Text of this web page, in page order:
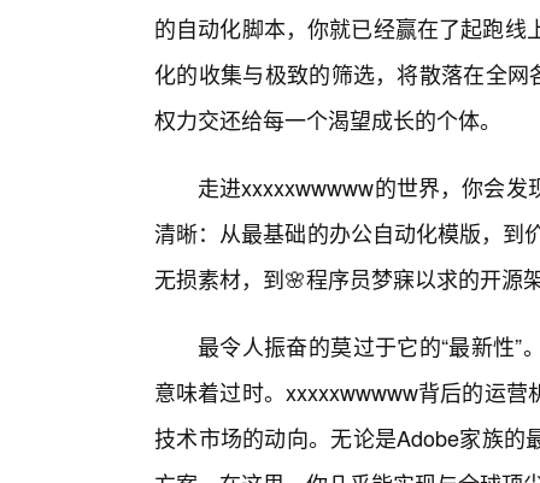
的自动化脚本，你就已经赢在了起跑
化的收集与极致的筛选，将散落在全
权力交还给每一个渴望成长的个体。
走进xxxxxwwwww的世界，你会
清晰：从最基础的办公自动化模版，到
无损素材，到🌸程序员梦寐以求的开源
最令人振奋的莫过于它的“最新性
意味着过时。xxxxxwwwww背后的运
技术市场的动向。无论是Adobe家族